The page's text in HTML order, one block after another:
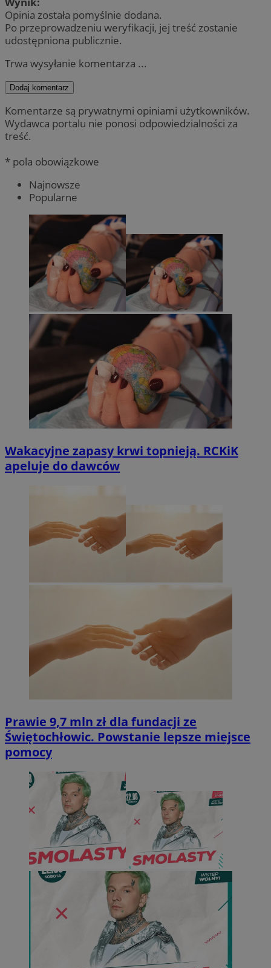
Opinia została pomyślnie dodana.
Po przeprowadzeniu weryfikacji, jej treść zostanie
udostępniona publicznie.
Trwa wysyłanie komentarza ...
Dodaj komentarz
Komentarze są prywatnymi opiniami użytkowników.
Wydawca portalu nie ponosi odpowiedzialności za
treść.
* pola obowiązkowe
Najnowsze
Popularne
Wakacyjne zapasy krwi topnieją. RCKiK
apeluje do dawców
Prawie 9,7 mln zł dla fundacji ze
Świętochłowic. Powstanie lepsze miejsce
pomocy